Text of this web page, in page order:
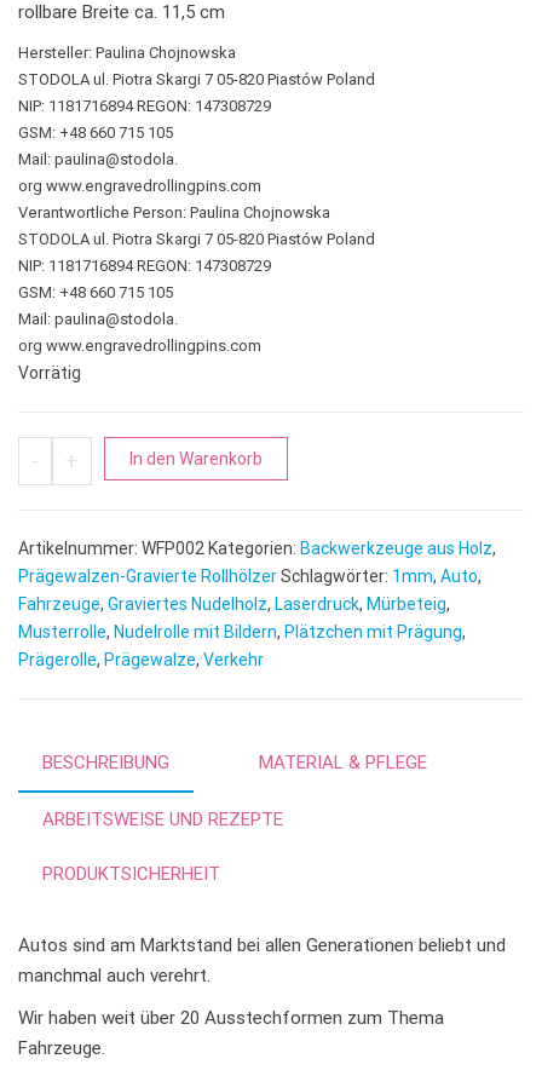
rollbare Breite ca. 11,5 cm
Hersteller: Paulina Chojnowska
STODOLA ul. Piotra Skargi 7 05-820 Piastów Poland
NIP: 1181716894 REGON: 147308729
GSM: +48 660 715 105
Mail: paulina@stodola.
org www.engravedrollingpins.com
Verantwortliche Person: Paulina Chojnowska
STODOLA ul. Piotra Skargi 7 05-820 Piastów Poland
NIP: 1181716894 REGON: 147308729
GSM: +48 660 715 105
Mail: paulina@stodola.
org www.engravedrollingpins.com
Vorrätig
- Autos | Prägewalze Gravierte Teigrolle Menge
+ In den Warenkorb
e
r
n
a
e
Artikelnummer: WFP002 Kategorien: Backwerkzeuge aus Holz,
Prägewalzen-Gravierte RollhölzerSchlagwörter: 1mm, Auto,
Fahrzeuge, Graviertes Nudelholz, Laserdruck, Mürbeteig,
Musterrolle, Nudelrolle mit Bildern, Plätzchen mit Prägung,
Prägerolle, Prägewalze, Verkehr
BESCHREIBUNG MATERIAL & PFLEGE
ARBEITSWEISE UND REZEPTE
PRODUKTSICHERHEIT
Autos sind am Marktstand bei allen Generationen beliebt und
manchmal auch verehrt.
Wir haben weit über 20 Ausstechformen zum Thema
Fahrzeuge.